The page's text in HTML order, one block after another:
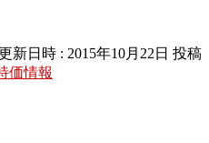
新日時 : 2015年10月22日 投稿
価情報